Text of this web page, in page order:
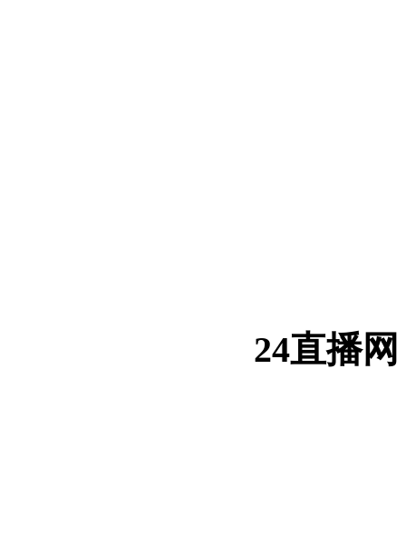
24直播网